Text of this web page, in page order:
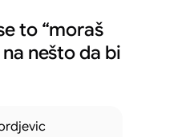
to “moraš
nešto da bi